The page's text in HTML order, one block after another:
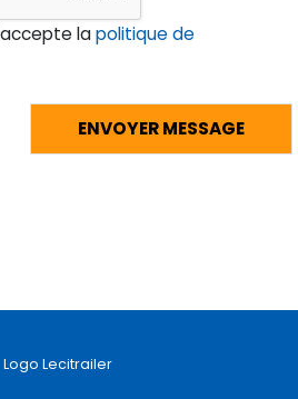
lapolitique de